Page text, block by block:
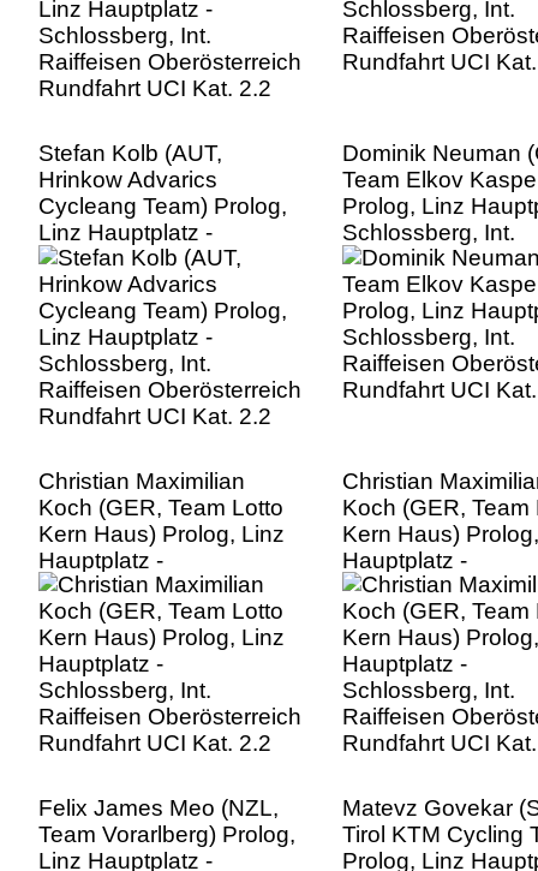
Stefan Kolb (AUT,
Hrinkow Advarics
Cycleang Team) Prolog,
Linz Hauptplatz -
Schlossberg, Int.
Raiffeisen Oberösterreich
Rundfahrt UCI Kat. 2.2
Dominik Neuman
Team Elkov
Prolog, Linz
Schlossberg, Int.
Raiffeisen
Rundfahrt UCI
Christian Maximilian
Koch (GER, Team Lotto
Kern Haus) Prolog, Linz
Hauptplatz -
Schlossberg, Int.
Raiffeisen Oberösterreich
Rundfahrt UCI Kat. 2.2
Christian
Koch (GER, Team
Kern Haus)
Hauptplatz -
Schlossberg, Int.
Raiffeisen
Rundfahrt UCI
Felix James Meo (NZL,
Team Vorarlberg) Prolog,
Linz Hauptplatz -
Matevz Govekar
Tirol KTM Cycling
Prolog, Linz